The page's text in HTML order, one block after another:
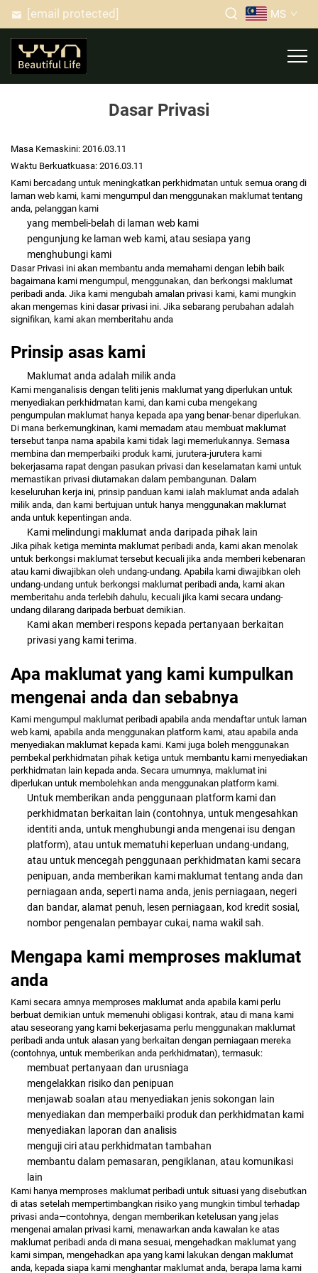
[email protected] MS
Dasar Privasi
Masa Kemaskini: 2016.03.11
Waktu Berkuatkuasa: 2016.03.11
Kami bercadang untuk meningkatkan perkhidmatan untuk semua orang di
laman web kami, kami mengumpul dan menggunakan maklumat tentang
anda, pelanggan kami
yang membeli-belah di laman web kami
pengunjung ke laman web kami, atau sesiapa yang
menghubungi kami
Dasar Privasi ini akan membantu anda memahami dengan lebih baik
bagaimana kami mengumpul, menggunakan, dan berkongsi maklumat
peribadi anda. Jika kami mengubah amalan privasi kami, kami mungkin
akan mengemas kini dasar privasi ini. Jika sebarang perubahan adalah
signifikan, kami akan memberitahu anda
Prinsip asas kami
Maklumat anda adalah milik anda
Kami menganalisis dengan teliti jenis maklumat yang diperlukan untuk
menyediakan perkhidmatan kami, dan kami cuba mengekang
pengumpulan maklumat hanya kepada apa yang benar-benar diperlukan.
Di mana berkemungkinan, kami memadam atau membuat maklumat
tersebut tanpa nama apabila kami tidak lagi memerlukannya. Semasa
membina dan memperbaiki produk kami, jurutera-jurutera kami
bekerjasama rapat dengan pasukan privasi dan keselamatan kami untuk
memastikan privasi diutamakan dalam pembangunan. Dalam
keseluruhan kerja ini, prinsip panduan kami ialah maklumat anda adalah
milik anda, dan kami bertujuan untuk hanya menggunakan maklumat
anda untuk kepentingan anda.
Kami melindungi maklumat anda daripada pihak lain
Jika pihak ketiga meminta maklumat peribadi anda, kami akan menolak
untuk berkongsi maklumat tersebut kecuali jika anda memberi kebenaran
atau kami diwajibkan oleh undang-undang. Apabila kami diwajibkan oleh
undang-undang untuk berkongsi maklumat peribadi anda, kami akan
memberitahu anda terlebih dahulu, kecuali jika kami secara undang-
undang dilarang daripada berbuat demikian.
Kami akan memberi respons kepada pertanyaan berkaitan
privasi yang kami terima.
Apa maklumat yang kami kumpulkan
mengenai anda dan sebabnya
Kami mengumpul maklumat peribadi apabila anda mendaftar untuk laman
web kami, apabila anda menggunakan platform kami, atau apabila anda
menyediakan maklumat kepada kami. Kami juga boleh menggunakan
pembekal perkhidmatan pihak ketiga untuk membantu kami menyediakan
perkhidmatan lain kepada anda. Secara umumnya, maklumat ini
diperlukan untuk membolehkan anda menggunakan platform kami.
Untuk memberikan anda penggunaan platform kami dan
perkhidmatan berkaitan lain (contohnya, untuk mengesahkan
identiti anda, untuk menghubungi anda mengenai isu dengan
platform), atau untuk mematuhi keperluan undang-undang,
atau untuk mencegah penggunaan perkhidmatan kami secara
penipuan, anda memberikan kami maklumat tentang anda dan
perniagaan anda, seperti nama anda, jenis perniagaan, negeri
dan bandar, alamat penuh, lesen perniagaan, kod kredit sosial,
nombor pengenalan pembayar cukai, nama wakil sah.
Mengapa kami memproses maklumat
anda
Kami secara amnya memproses maklumat anda apabila kami perlu
berbuat demikian untuk memenuhi obligasi kontrak, atau di mana kami
atau seseorang yang kami bekerjasama perlu menggunakan maklumat
peribadi anda untuk alasan yang berkaitan dengan perniagaan mereka
(contohnya, untuk memberikan anda perkhidmatan), termasuk:
membuat pertanyaan dan urusniaga
mengelakkan risiko dan penipuan
menjawab soalan atau menyediakan jenis sokongan lain
menyediakan dan memperbaiki produk dan perkhidmatan kami
menyediakan laporan dan analisis
menguji ciri atau perkhidmatan tambahan
membantu dalam pemasaran, pengiklanan, atau komunikasi
lain
Kami hanya memproses maklumat peribadi untuk situasi yang disebutkan
di atas setelah mempertimbangkan risiko yang mungkin timbul terhadap
privasi anda—contohnya, dengan memberikan ketelusan yang jelas
mengenai amalan privasi kami, menawarkan anda kawalan ke atas
maklumat peribadi anda di mana sesuai, mengehadkan maklumat yang
kami simpan, mengehadkan apa yang kami lakukan dengan maklumat
anda, kepada siapa kami menghantar maklumat anda, berapa lama kami